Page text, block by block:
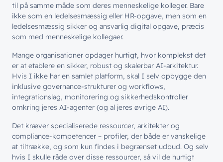
til på samme måde som deres menneskelige kolleger. Bare
ikke som en ledelsesmæssig eller HR-opgave, men som en
ledelsesmæssig sikker og ansvarlig digital opgave, præcis
som med menneskelige kollegaer.
Mange organisationer opdager hurtigt, hvor komplekst det
er at etablere en sikker, robust og skalerbar AI-arkitektur.
Hvis I ikke har en samlet platform, skal I selv opbygge den
inklusive governance-strukturer og workflows,
integrationslag, monitorering og sikkerhedskontroller
omkring jeres AI-agenter (og al jeres øvrige AI).
Det kræver specialiserede ressourcer, arkitekter og
compliance-kompetencer – profiler, der både er vanskelige
at tiltrække, og som kun findes i begrænset udbud. Og selv
hvis I skulle råde over disse ressourcer, så vil de hurtigt